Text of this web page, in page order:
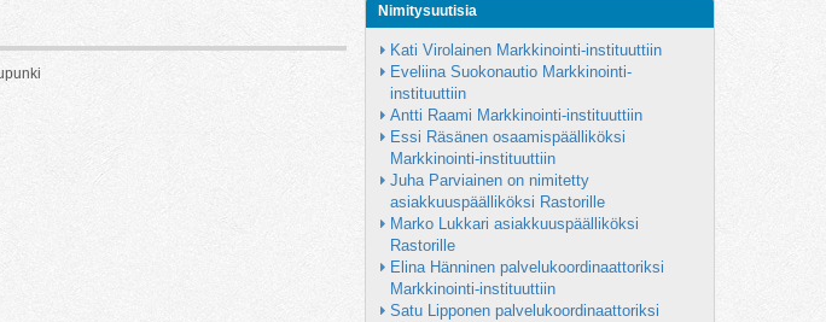
Nimitysuutisia
Kati Virolainen Markkinointi-instituuttiin
Eveliina Suokonautio Markkinointi-
instituuttiin
Antti Raami Markkinointi-instituuttiin
Essi Räsänen osaamispäälliköksi
Markkinointi-instituuttiin
Juha Parviainen on nimitetty
asiakkuuspäälliköksi Rastorille
Marko Lukkari asiakkuuspäälliköksi
Rastorille
Elina Hänninen palvelukoordinaattoriksi
Markkinointi-instituuttiin
Satu Lipponen palvelukoordinaattoriksi